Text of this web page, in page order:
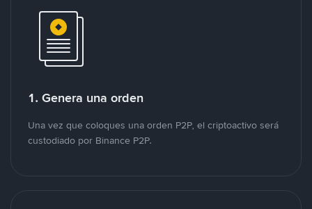
1. Genera una orden
Una vez que coloques una orden P2P, el criptoactivo será
custodiado por Binance P2P.